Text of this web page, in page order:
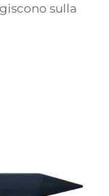
sulla